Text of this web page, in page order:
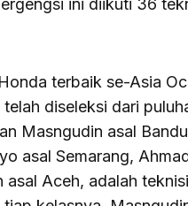
ini diikuti 36
terbaik se-Asia
diseleksi dari
Masngudin asal
asal Semarang,
Aceh, adalah